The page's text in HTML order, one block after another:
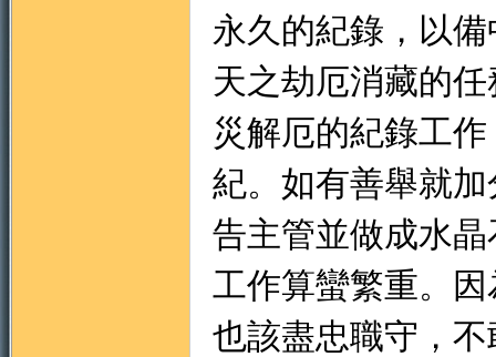
永久的紀錄，以
天之劫厄消藏的
災解厄的紀錄工
紀。如有善舉就
告主管並做成水
工作算蠻繁重。
也該盡忠職守，